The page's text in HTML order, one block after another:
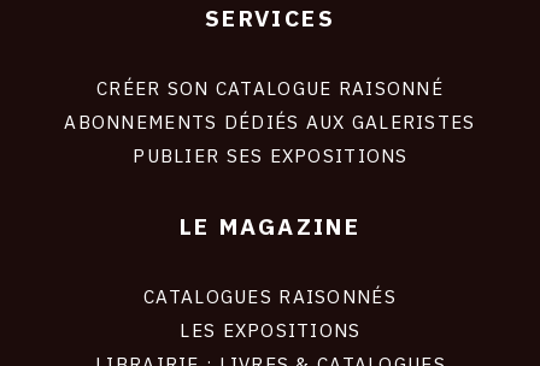
SERVICES
CRÉER SON CATALOGUE RAISONNÉ
ABONNEMENTS DÉDIÉS AUX GALERISTES
PUBLIER SES EXPOSITIONS
LE MAGAZINE
CATALOGUES RAISONNÉS
LES EXPOSITIONS